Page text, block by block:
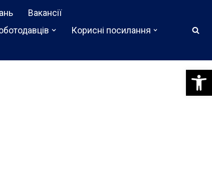
Вакансії
Корисні посилання